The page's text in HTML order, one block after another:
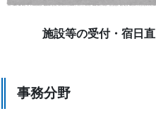
施設等の受付・宿日直
事務分野